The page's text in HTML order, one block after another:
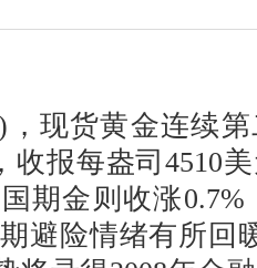
现货黄金连续第
收报每盎司4510
期金则收涨0.7%
避险情绪有所回